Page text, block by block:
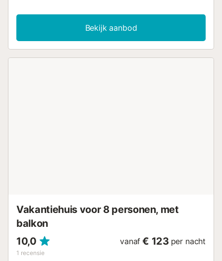
avonden als je terugkomt van je avonturen. De
comfortabele bank nodigt uit om lang bij elkaar te zitten en
de ervaringen van de dag te bespreken. Hier kun je een
van de populairste bezienswaardigheden van Europa
Bekijk aanbod
Vakantiehuis voor 8 personen, met
balkon
10,0
1 recensie
vanaf € 123 per nacht